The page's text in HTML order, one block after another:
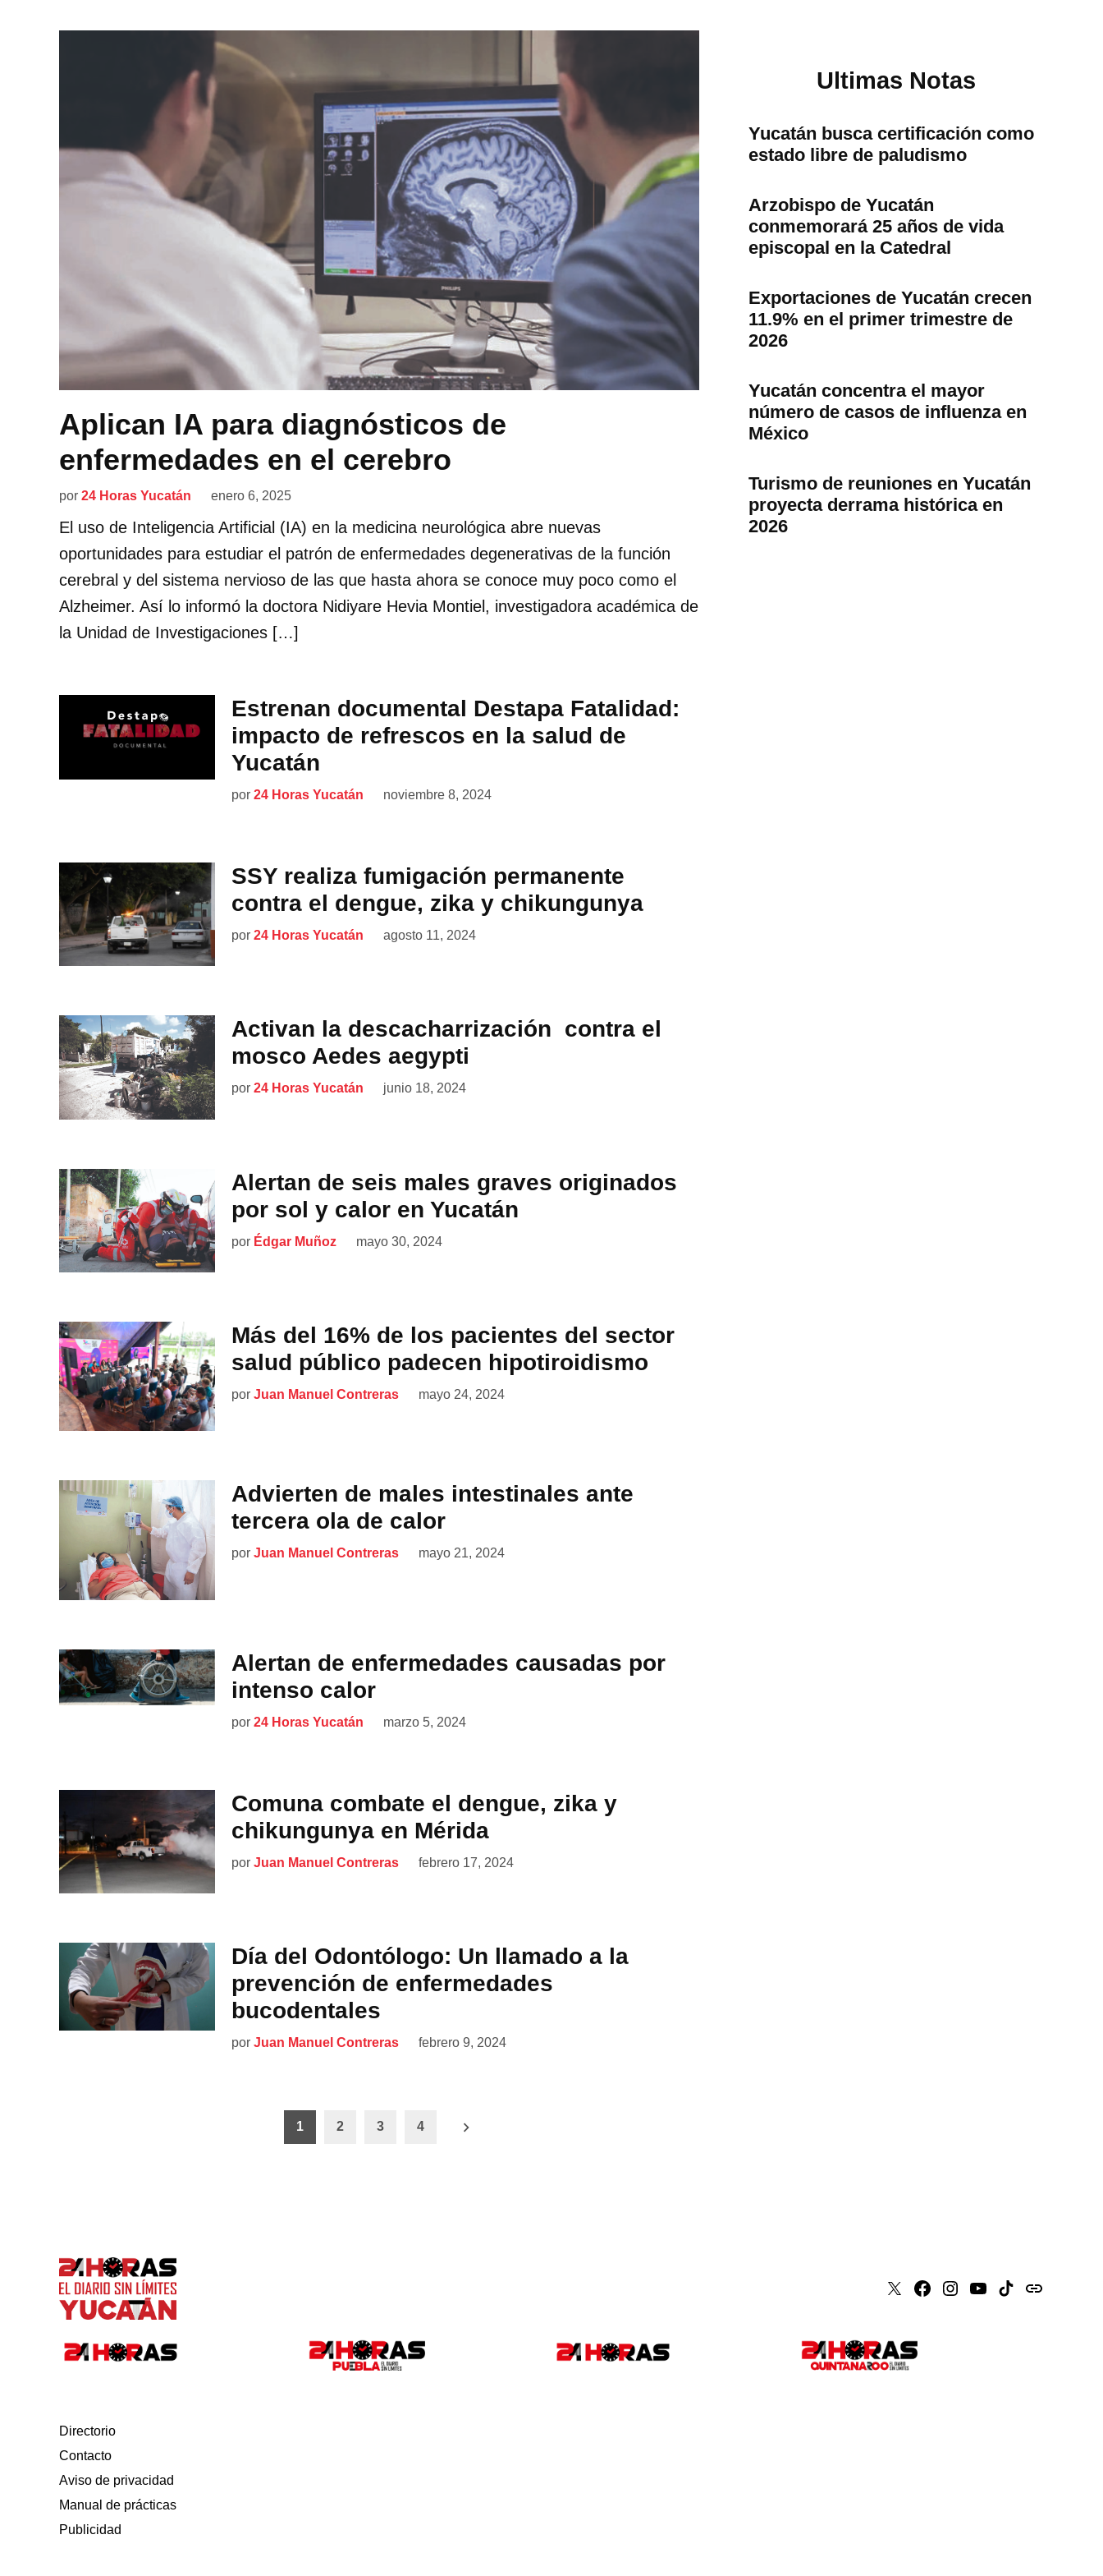
Aplican IA para diagnósticos de
enfermedades en el cerebro
por 24 Horas Yucatán enero 6, 2025
El uso de Inteligencia Artificial (IA) en la medicina neurológica abre nuevas
oportunidades para estudiar el patrón de enfermedades degenerativas de la función
cerebral y del sistema nervioso de las que hasta ahora se conoce muy poco como el
Alzheimer. Así lo informó la doctora Nidiyare Hevia Montiel, investigadora académica de
la Unidad de Investigaciones […]
Estrenan documental Destapa Fatalidad:
impacto de refrescos en la salud de
Yucatán
por 24 Horas Yucatán noviembre 8, 2024
SSY realiza fumigación permanente
contra el dengue, zika y chikungunya
por 24 Horas Yucatán agosto 11, 2024
Activan la descacharrización contra el
mosco Aedes aegypti
por 24 Horas Yucatán junio 18, 2024
Alertan de seis males graves originados
por sol y calor en Yucatán
por Édgar Muñoz mayo 30, 2024
Más del 16% de los pacientes del sector
salud público padecen hipotiroidismo
por Juan Manuel Contreras mayo 24, 2024
Advierten de males intestinales ante
tercera ola de calor
por Juan Manuel Contreras mayo 21, 2024
Alertan de enfermedades causadas por
intenso calor
por 24 Horas Yucatán marzo 5, 2024
Comuna combate el dengue, zika y
chikungunya en Mérida
por Juan Manuel Contreras febrero 17, 2024
Día del Odontólogo: Un llamado a la
prevención de enfermedades
bucodentales
por Juan Manuel Contreras febrero 9, 2024
1 2 3 4
Ultimas Notas
Yucatán busca certificación como
estado libre de paludismo
Arzobispo de Yucatán
conmemorará 25 años de vida
episcopal en la Catedral
Exportaciones de Yucatán crecen
11.9% en el primer trimestre de
2026
Yucatán concentra el mayor
número de casos de influenza en
México
Turismo de reuniones en Yucatán
proyecta derrama histórica en
2026
X Faceboook
Instagram
Youtube
Tiktokissuu
Directorio
Contacto
Aviso de privacidad
Manual de prácticas
Publicidad